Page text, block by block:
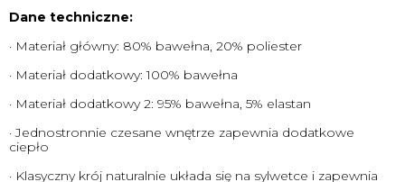
Dane techniczne:
· Materiał główny: 80% bawełna, 20% poliester
· Materiał dodatkowy: 100% bawełna
· Materiał dodatkowy 2: 95% bawełna, 5% elastan
· Jednostronnie czesane wnętrze zapewnia dodatkowe
ciepło
· Klasyczny krój naturalnie układa się na sylwetce i zapewnia